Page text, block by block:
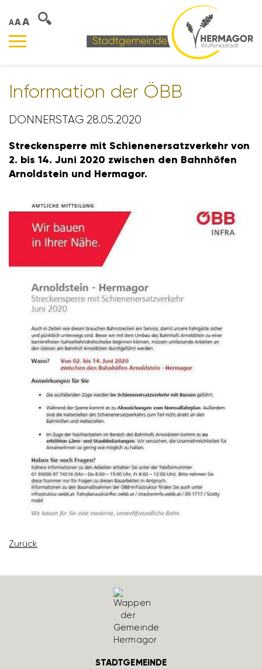
AAA
Infor­ma­tion der ÖBB
DONNERSTAG 28.05.2020
Stre­cken­sperre mit Schie­nen­er­satz­ver­kehr von
2. bis 14. Juni 2020 zwischen den Bahn­höfen
Arnold­stein und Hermagor.
Zurück
STADTGEMEINDE